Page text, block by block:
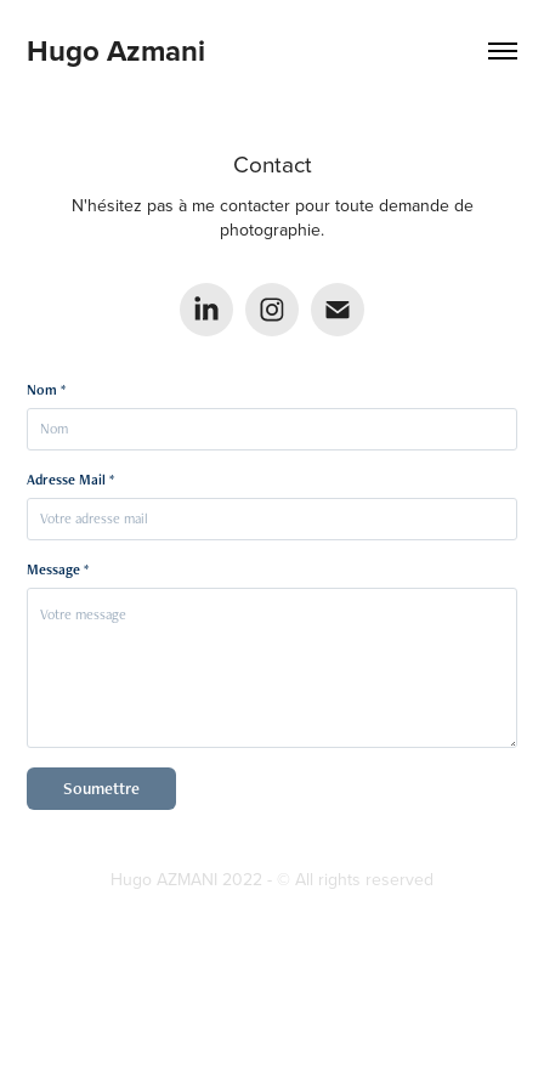
Hugo Azmani
Contact
N'hésitez pas à me contacter pour toute demande de
photographie.
Nom *
Adresse Mail *
Message *
Soumettre
Hugo AZMANI 2022 - © All rights reserved